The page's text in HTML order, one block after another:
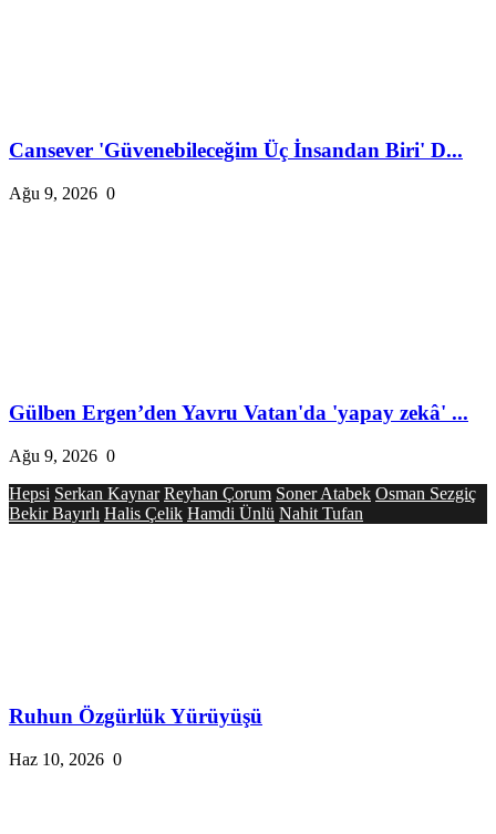
Cansever 'Güvenebileceğim Üç İnsandan Biri' D...
Ağu 9, 2026 0
Gülben Ergen’den Yavru Vatan'da 'yapay zekâ' ...
Ağu 9, 2026 0
Hepsi Serkan Kaynar Reyhan Çorum Soner Atabek Osman Sezgiç
Bekir Bayırlı Halis Çelik Hamdi Ünlü Nahit Tufan
Ruhun Özgürlük Yürüyüşü
Haz 10, 2026 0